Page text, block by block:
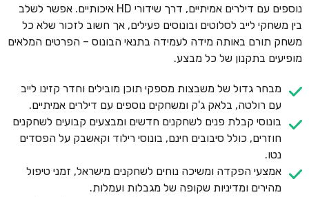
נוספים עם דילרים אמיתיים, דרך שידורי HD איכותיים. אפשר לשלב
בין משחקי לייב לסלוטים ובונוסים פעילים, אך חשוב לזכור שלא כל
משחק תורם באותה מידה לעמידה בתנאי הבונוס – הפרטים המלאים
מופיעים בתקנון של כל מבצע.
מבחר גדול של משבצות מספקי תוכן מובילים וחדר קזינו לייב
עם רולטה, בלאק ג'ק ומשחקים נוספים עם דילרים אמיתיים.
בונוסי קבלת פנים לשחקנים חדשים ומבצעים קבועים לשחקנים
חוזרים, כולל סיבובים חינם, בונוסי רילוד וקאשבק על הפסדים
נטו.
אמצעי הפקדה ומשיכה נוחים לשחקנים מישראל, זמני טיפול
מהירים ומדיניות שקופה של מגבלות ועמלות.